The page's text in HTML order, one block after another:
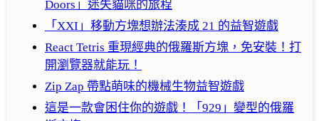
Doors」迷失貓咪的旅程
「XXI」移動方塊想辦法湊成 21 的益智遊戲
React Tetris 重現經典的俄羅斯方塊，免安裝！打
開瀏覽器就能玩！
Zip Zap 帶點萌味的機械生物益智遊戲
這是一款會困住你的遊戲！「929」變型的俄羅